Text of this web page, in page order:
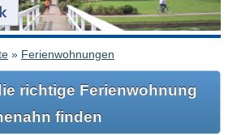
» Ferienwohnungen
richtige Ferienwohnung
finden